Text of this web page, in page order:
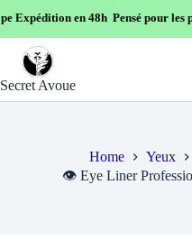
48h Pensé pour les particuliers
content
Secret Avoue
Home Yeux
👁️ Eye Liner